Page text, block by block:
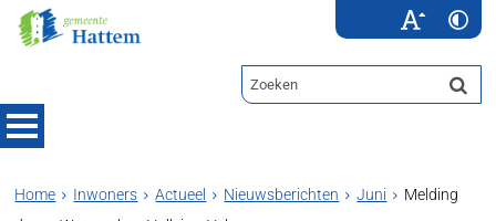
Home Inwoners Actueel Nieuwsberichten Juni
Melding